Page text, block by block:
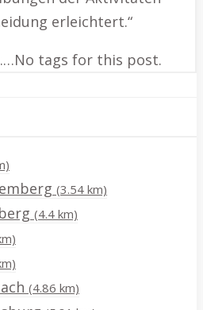
erleichtert.“
tags for this post.
(3.54 km)
(4.4 km)
(4.86 km)